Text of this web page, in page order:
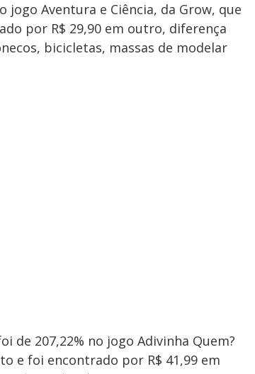
Aventura e Ciência, da Grow, que
por R$ 29,90 em outro, diferença
bicicletas, massas de modelar
de 207,22% no jogo Adivinha Quem?
e foi encontrado por R$ 41,99 em